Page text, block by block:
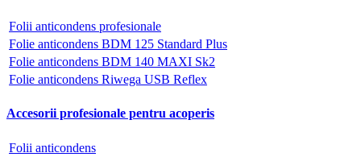
Folii anticondens profesionale
Folie anticondens BDM 125 Standard Plus
Folie anticondens BDM 140 MAXI Sk2
Folie anticondens Riwega USB Reflex
Accesorii profesionale pentru acoperis
Folii anticondens